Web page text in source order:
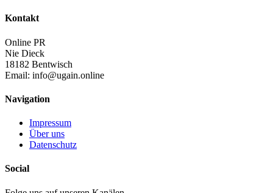
Kontakt
Online PR
Nie Dieck
18182 Bentwisch
Email: info@ugain.online
Navigation
Impressum
Über uns
Datenschutz
Social